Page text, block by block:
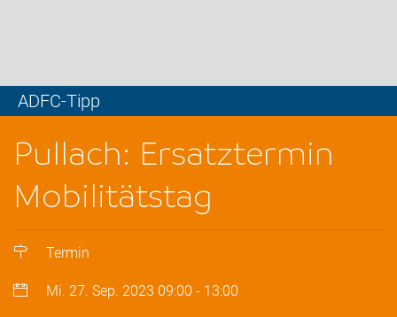
ADFC-Tipp
Pullach: Ersatztermin
Mobilitätstag
Termin
Mi. 27. Sep. 2023 09:00 - 13:00